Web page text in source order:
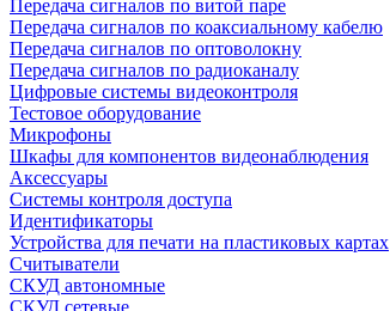
Передача сигналов по витой паре
Передача сигналов по коаксиальному кабелю
Передача сигналов по оптоволокну
Передача сигналов по радиоканалу
Цифровые системы видеоконтроля
Тестовое оборудование
Микрофоны
Шкафы для компонентов видеонаблюдения
Аксессуары
Системы контроля доступа
Идентификаторы
Устройства для печати на пластиковых картах
Считыватели
СКУД автономные
СКУД сетевые